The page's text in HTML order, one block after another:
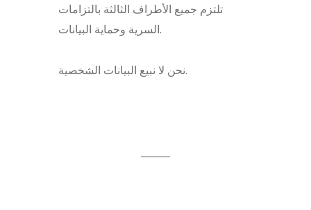
تلتزم جميع الأطراف الثالثة بالتزامات
السرية وحماية البيانات.
نحن لا نبيع البيانات الشخصية.